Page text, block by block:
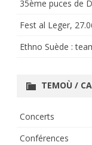
35ème puces de
Fest al Leger,
Ethno Suède :
TEMOÙ /
Concerts
Conférences